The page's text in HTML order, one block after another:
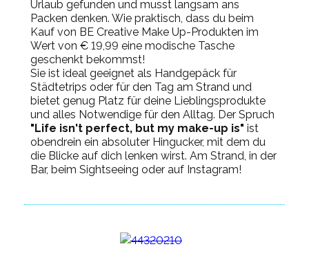
Urlaub gefunden und musst langsam ans
Packen denken. Wie praktisch, dass du beim
Kauf von BE Creative Make Up-Produkten im
Wert von € 19,99 eine modische Tasche
geschenkt bekommst!
Sie ist ideal geeignet als Handgepäck für
Städtetrips oder für den Tag am Strand und
bietet genug Platz für deine Lieblingsprodukte
und alles Notwendige für den Alltag. Der Spruch
"Life isn't perfect, but my make-up is" ist
obendrein ein absoluter Hingucker, mit dem du
die Blicke auf dich lenken wirst. Am Strand, in der
Bar, beim Sightseeing oder auf Instagram!